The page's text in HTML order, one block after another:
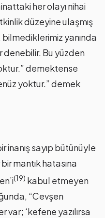
her olayı nihai
düzeyine ulaşmış
yanında
Bu yüzden
demektense
yoktur.” demek
inanış sayıp bütünüyle
mantık hatasına
(19) kabul etmeyen
“Cevşen
var; ‘kefene yazılırsa